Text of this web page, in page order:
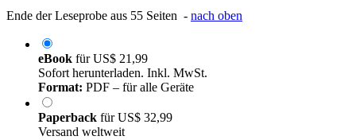
Ende der Leseprobe aus 55 Seiten - nach oben
eBook fürUS$ 21,99
Sofort herunterladen. Inkl. MwSt.
Format: PDF – für alle Geräte
Paperback fürUS$ 32,99
Versand weltweit